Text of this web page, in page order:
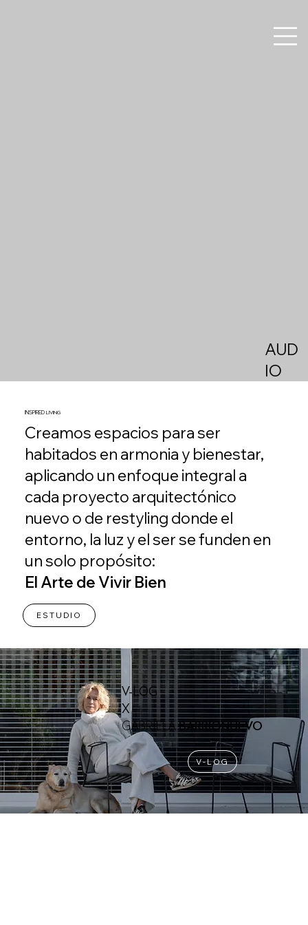
AUD
IO
INSPIREDLIVING
Creamos espacios para ser
habitados en armonia y bienestar,
aplicando un enfoque integral a
cada proyecto arquitectónico
nuevo o de restyling donde el
entorno, la luz y el ser se funden en
un solo propósito:
El Arte de Vivir Bien
ESTUDIO
V-LOG
X
GABRIELABARRIONUEVO
V-LOG